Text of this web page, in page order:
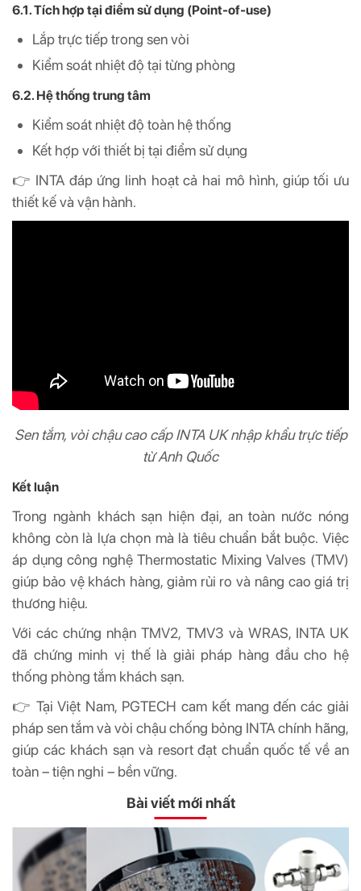
6.1. Tích hợp tại điểm sử dụng (Point-of-use)
Lắp trực tiếp trong sen vòi
Kiểm soát nhiệt độ tại từng phòng
6.2. Hệ thống trung tâm
Kiểm soát nhiệt độ toàn hệ thống
Kết hợp với thiết bị tại điểm sử dụng
👉 INTA đáp ứng linh hoạt cả hai mô hình, giúp tối ưu
thiết kế và vận hành.
Sen tắm, vòi chậu cao cấp INTA UK nhập khẩu trực tiếp
từ Anh Quốc
Kết luận
Trong ngành khách sạn hiện đại, an toàn nước nóng
không còn là lựa chọn mà là tiêu chuẩn bắt buộc. Việc
áp dụng công nghệ Thermostatic Mixing Valves (TMV)
giúp bảo vệ khách hàng, giảm rủi ro và nâng cao giá trị
thương hiệu.
Với các chứng nhận TMV2, TMV3 và WRAS, INTA UK
đã chứng minh vị thế là giải pháp hàng đầu cho hệ
thống phòng tắm khách sạn.
👉 Tại Việt Nam, PGTECH cam kết mang đến các giải
pháp sen tắm và vòi chậu chống bỏng INTA chính hãng,
giúp các khách sạn và resort đạt chuẩn quốc tế về an
toàn – tiện nghi – bền vững.
Bài viết mới nhất